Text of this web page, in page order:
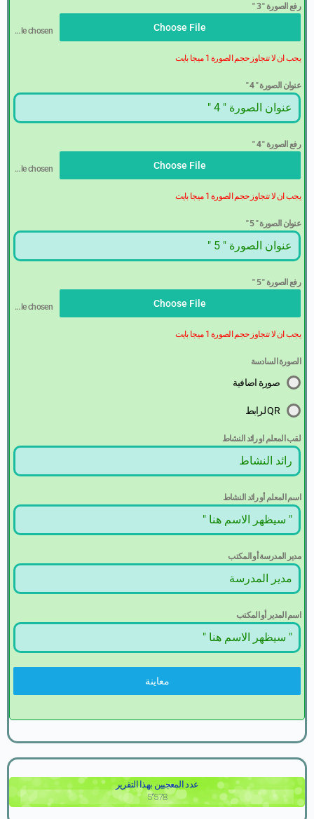
رفع الصورة " 3 "
Choose File
No file chosen
يجب ان لا تتجاوز حجم الصورة 1 ميجا بايت
عنوان الصورة " 4 "
رفع الصورة " 4 "
Choose File
No file chosen
يجب ان لا تتجاوز حجم الصورة 1 ميجا بايت
عنوان الصورة " 5 "
رفع الصورة " 5 "
Choose File
No file chosen
يجب ان لا تتجاوز حجم الصورة 1 ميجا بايت
الصورة السادسة
صورة اضافية
QR لرابط
لقب المعلم او رائد النشاط
اسم المعلم أو رائد النشاط
مدير المدرسة أو المكتب
اسم المدير أو المكتب
معاينة
عدد المعجبين بهذا التقرير
5٬578